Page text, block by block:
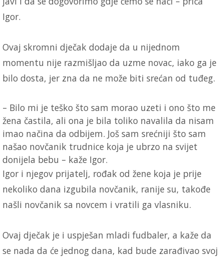
Igor.
Ovaj skromni dječak dodaje da u nijednom
momentu nije razmišljao da uzme novac, iako ga je
bilo dosta, jer zna da ne može biti srećan od tuđeg.
– Bilo mi je teško što sam morao uzeti i ono što me
žena častila, ali ona je bila toliko navalila da nisam
imao načina da odbijem. Još sam srećniji što sam
našao novčanik trudnice koja je ubrzo na svijet
donijela bebu – kaže Igor.
Igor i njegov prijatelj, rođak od žene koja je prije
nekoliko dana izgubila novčanik, ranije su, takođe
našli novčanik sa novcem i vratili ga vlasniku.
Ovaj dječak je i uspješan mladi fudbaler, a kaže da
se nada da će jednog dana, kad bude zarađivao svoj